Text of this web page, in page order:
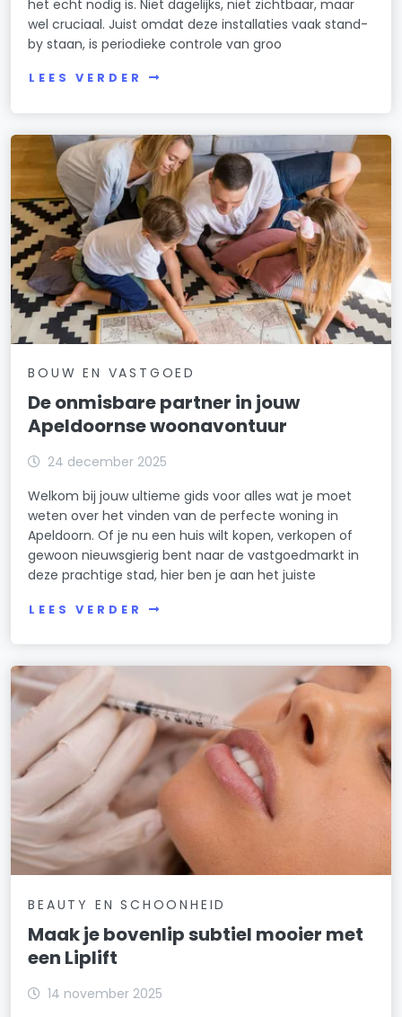
het echt nodig is. Niet dagelijks, niet zichtbaar, maar
wel cruciaal. Juist omdat deze installaties vaak stand-
by staan, is periodieke controle van groo
LEES VERDER
BOUW EN VASTGOED
De onmisbare partner in jouw
Apeldoornse woonavontuur
24 december 2025
Welkom bij jouw ultieme gids voor alles wat je moet
weten over het vinden van de perfecte woning in
Apeldoorn. Of je nu een huis wilt kopen, verkopen of
gewoon nieuwsgierig bent naar de vastgoedmarkt in
deze prachtige stad, hier ben je aan het juiste
LEES VERDER
BEAUTY EN SCHOONHEID
Maak je bovenlip subtiel mooier met
een Liplift
14 november 2025